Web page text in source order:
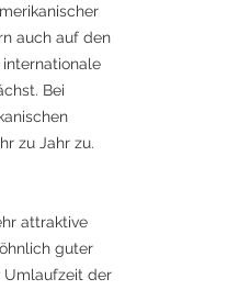
auch auf den
Bei
zu Jahr zu.
attraktive
guter
Umlaufzeit der